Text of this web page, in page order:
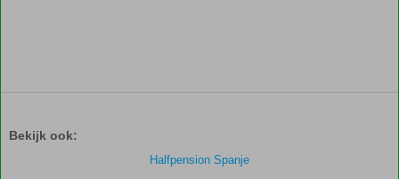
door
Bekijk ook:
Halfpension Spanje